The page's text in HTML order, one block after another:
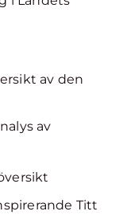
av den
av
Titt